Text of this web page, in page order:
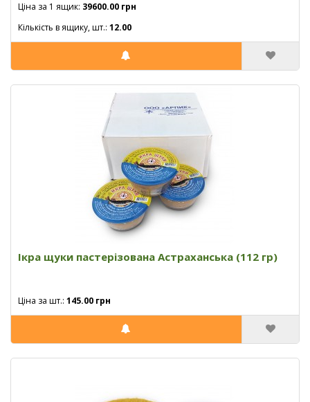
Ціна за 1 ящик: 39600.00 грн
Кількість в ящику, шт.: 12.00
Ікра щуки пастерізована Астраханська (112 гр)
Ціна за шт.: 145.00 грн